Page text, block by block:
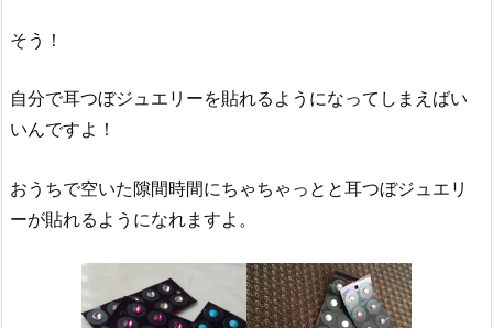
そう！
自分で耳つぼジュエリーを貼れるようになってしまえばい
いんですよ！
おうちで空いた隙間時間にちゃちゃっとと耳つぼジュエリ
ーが貼れるようになれますよ。